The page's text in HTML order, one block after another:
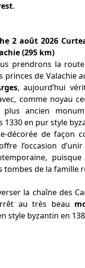
.
2 août 2026
(295 km)
prendrons la
princes de Valachie
, aujourd’hui
comme noyau
ancien
en pur style
décorée de façon
l’occasion
tombes de la famille
la chaîne des
au très beau
style byzantin en